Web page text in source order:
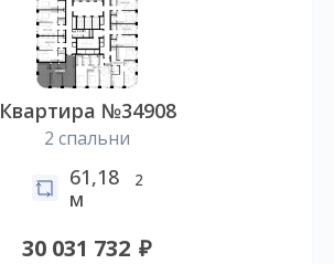
Квартира №34908
2 спальни
61,18
м
2
30 031 732